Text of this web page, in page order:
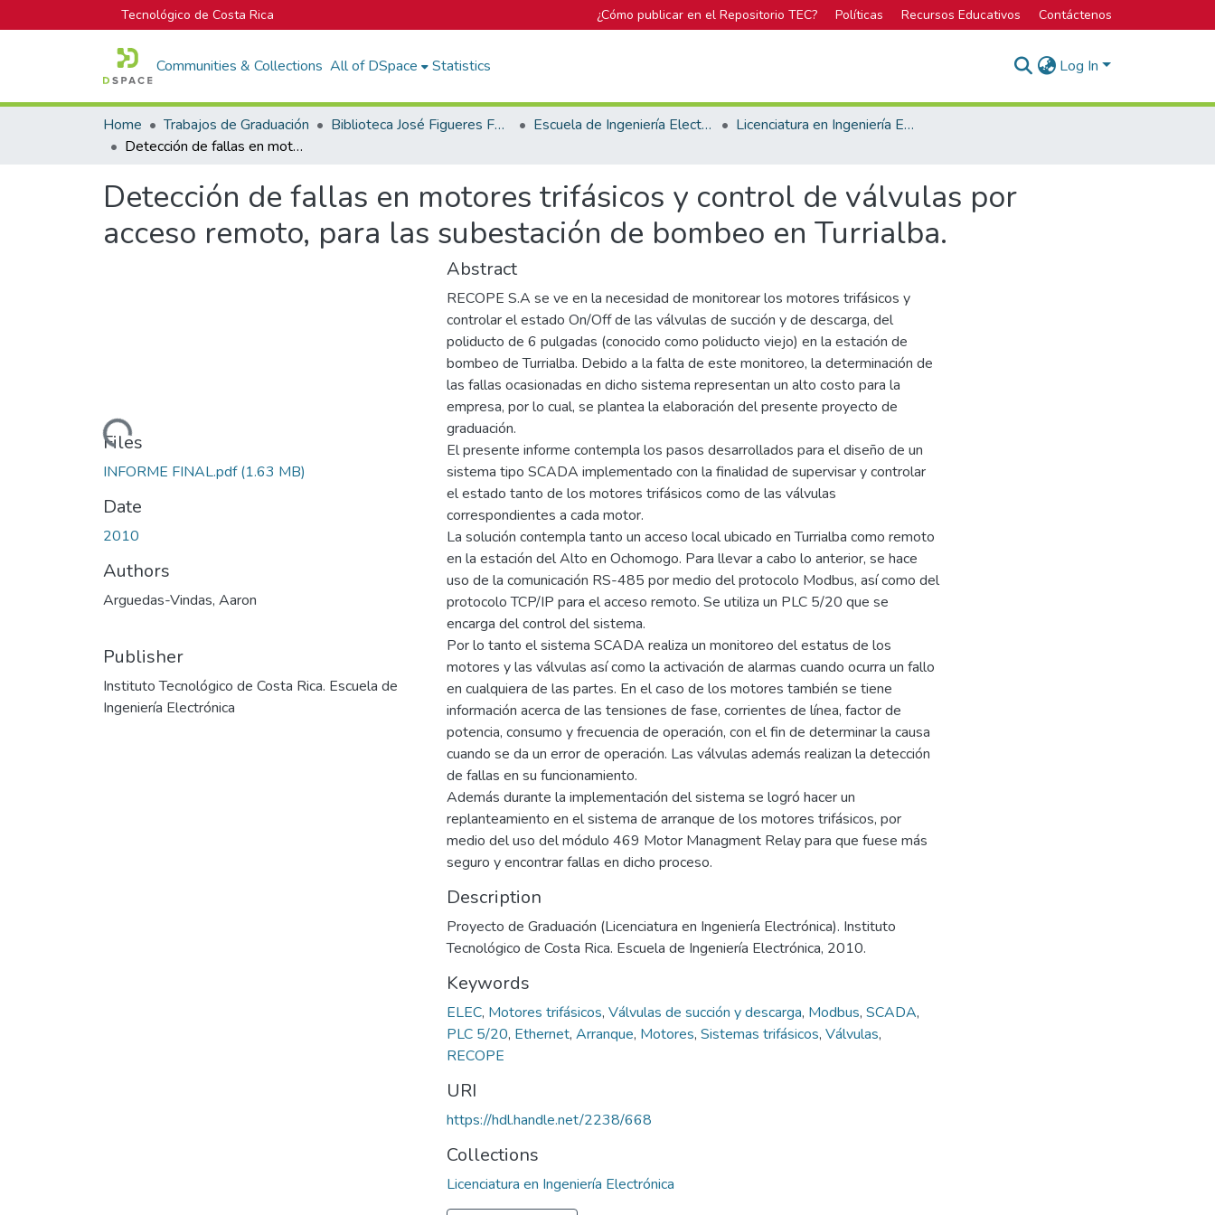
Tecnológico de Costa Rica ¿Cómo publicar en el Repositorio TEC? Políticas Recursos Educativos Contáctenos
Communities & Collections All of DSpace Statistics Log In
Home Trabajos de Graduación Biblioteca José Figueres Ferrer Escuela de Ingeniería Electrónica
Licenciatura en Ingeniería Electrónica
Detección de fallas en motores trifásicos y control de válvulas por acceso remoto, para las subestación de bombeo en Turrialba.
Detección de fallas en motores trifásicos y control de válvulas por
acceso remoto, para las subestación de bombeo en Turrialba.
Loading...
Files
INFORME FINAL.pdf(1.63 MB)
Date
2010
Authors
Arguedas-Vindas, Aaron
Publisher
Instituto Tecnológico de Costa Rica. Escuela de
Ingeniería Electrónica
Abstract
RECOPE S.A se ve en la necesidad de monitorear los motores trifásicos y
controlar el estado On/Off de las válvulas de succión y de descarga, del
poliducto de 6 pulgadas (conocido como poliducto viejo) en la estación de
bombeo de Turrialba. Debido a la falta de este monitoreo, la determinación de
las fallas ocasionadas en dicho sistema representan un alto costo para la
empresa, por lo cual, se plantea la elaboración del presente proyecto de
graduación.
El presente informe contempla los pasos desarrollados para el diseño de un
sistema tipo SCADA implementado con la finalidad de supervisar y controlar
el estado tanto de los motores trifásicos como de las válvulas
correspondientes a cada motor.
La solución contempla tanto un acceso local ubicado en Turrialba como remoto
en la estación del Alto en Ochomogo. Para llevar a cabo lo anterior, se hace
uso de la comunicación RS-485 por medio del protocolo Modbus, así como del
protocolo TCP/IP para el acceso remoto. Se utiliza un PLC 5/20 que se
encarga del control del sistema.
Por lo tanto el sistema SCADA realiza un monitoreo del estatus de los
motores y las válvulas así como la activación de alarmas cuando ocurra un fallo
en cualquiera de las partes. En el caso de los motores también se tiene
información acerca de las tensiones de fase, corrientes de línea, factor de
potencia, consumo y frecuencia de operación, con el fin de determinar la causa
cuando se da un error de operación. Las válvulas además realizan la detección
de fallas en su funcionamiento.
Además durante la implementación del sistema se logró hacer un
replanteamiento en el sistema de arranque de los motores trifásicos, por
medio del uso del módulo 469 Motor Managment Relay para que fuese más
seguro y encontrar fallas en dicho proceso.
Description
Proyecto de Graduación (Licenciatura en Ingeniería Electrónica). Instituto
Tecnológico de Costa Rica. Escuela de Ingeniería Electrónica, 2010.
Keywords
ELEC, Motores trifásicos, Válvulas de succión y descarga, Modbus, SCADA,
PLC 5/20, Ethernet, Arranque, Motores, Sistemas trifásicos, Válvulas,
RECOPE
URI
https://hdl.handle.net/2238/668
Collections
Licenciatura en Ingeniería Electrónica